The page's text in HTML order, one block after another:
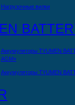
Нагрузочные вилки
Аккумуляторы TYUMEN
AGM»
Аккумуляторы TYUMEN